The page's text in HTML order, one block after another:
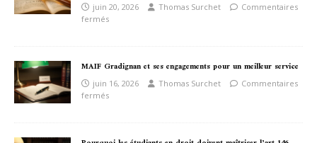
juin 20, 2026 Thomas Surchet
Commentaires
fermés
MAIF Gradignan et ses engagements pour un meilleur service
juin 16, 2026 Thomas Surchet
Commentaires
fermés